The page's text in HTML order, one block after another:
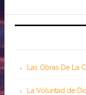
Las Obras De La
La Voluntad de